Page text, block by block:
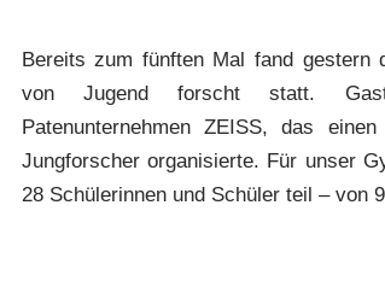
Bereits zum fünften Mal fand gestern
von Jugend forscht statt.
Patenunternehmen ZEISS, das
Jungforscher organisierte. Für unser
28 Schülerinnen und Schüler teil – von